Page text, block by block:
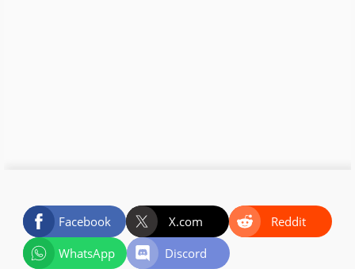
Facebook X.com
Reddit
WhatsApp
Discord